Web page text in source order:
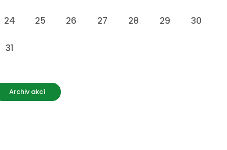
24 25 26 27 28 29 30
31
Archiv akcí